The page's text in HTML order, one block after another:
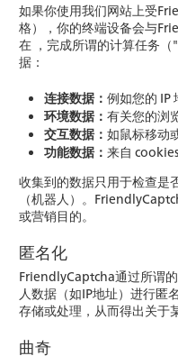
如果你使用我们网站上受
格），你的终端设备会与
在 ，完成所谓的计算任务
据：
连接数据： 例如您的 IP
环境数据： 有关您的浏
交互数据： 如鼠标移动
功能数据： 来自
收集到的数据只用于检查是
（机器人）。
或营销目的。
匿名化
FriendlyCaptcha通过所谓
人数据（如IP地址）进行匿
存储或处理，从而得出关于
曲奇